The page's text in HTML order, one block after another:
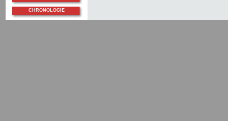
CHRONOLOGIE